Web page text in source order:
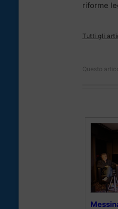
riforme
Tutti gli
Questo